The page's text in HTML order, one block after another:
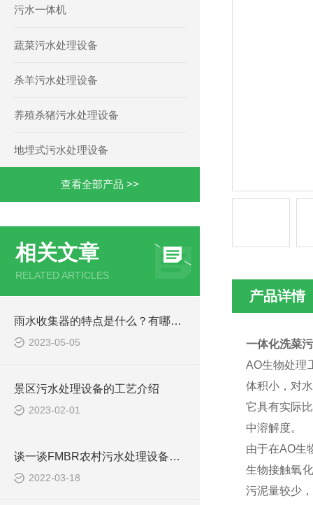
污水一体机
蔬菜污水处理设备
杀羊污水处理设备
养殖杀猪污水处理设备
地埋式污水处理设备
查看全部产品 >>
相关文章
RELATED ARTICLES
雨水收集器的特点是什么？有哪些应用？
2023-05-05
景区污水处理设备的工艺介绍
2023-02-01
谈一谈FMBR农村污水处理设备的技术特点
2022-03-18
产品详情
一体化洗菜
AO生物处理
体积小，对
它具有实际
中溶解度。
由于在AO生
生物接触氧
污泥量较少